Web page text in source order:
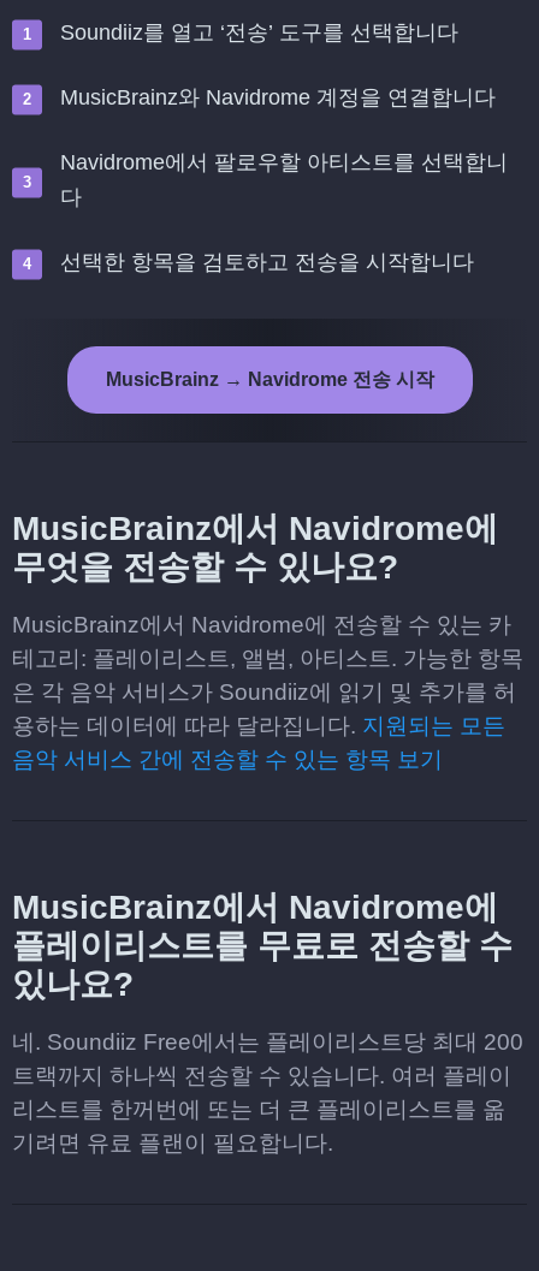
Soundiiz를 열고 ‘전송’ 도구를 선택합니다
MusicBrainz와 Navidrome 계정을 연결합니다
Navidrome에서 팔로우할 아티스트를 선택합니
다
선택한 항목을 검토하고 전송을 시작합니다
MusicBrainz → Navidrome 전송 시작
MusicBrainz에서 Navidrome에
무엇을 전송할 수 있나요?
MusicBrainz에서 Navidrome에 전송할 수 있는 카
테고리: 플레이리스트, 앨범, 아티스트. 가능한 항목
은 각 음악 서비스가 Soundiiz에 읽기 및 추가를 허
용하는 데이터에 따라 달라집니다. 지원되는 모든
음악 서비스 간에 전송할 수 있는 항목 보기
MusicBrainz에서 Navidrome에
플레이리스트를 무료로 전송할 수
있나요?
네. Soundiiz Free에서는 플레이리스트당 최대 200
트랙까지 하나씩 전송할 수 있습니다. 여러 플레이
리스트를 한꺼번에 또는 더 큰 플레이리스트를 옮
기려면 유료 플랜이 필요합니다.